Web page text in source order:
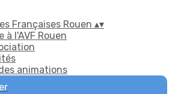
Françaises Rouen ▴▾
à l'AVF Rouen
animations